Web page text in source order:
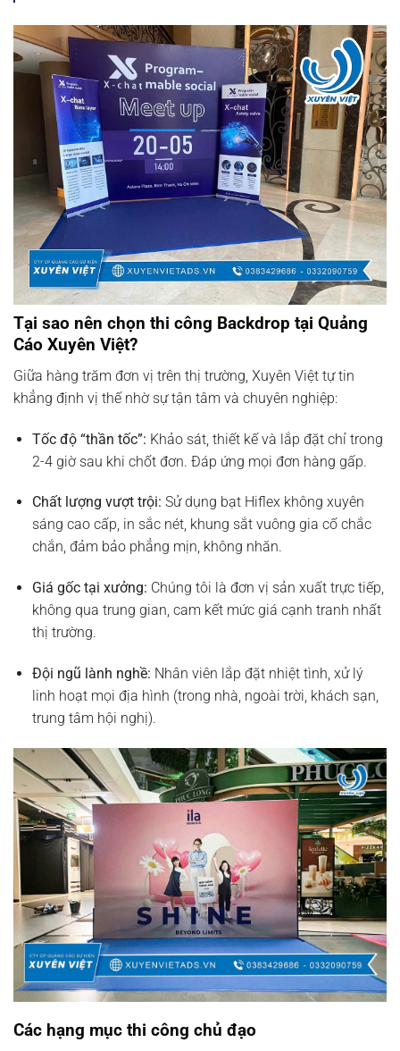
Tại sao nên chọn thi công Backdrop tại Quảng
Cáo Xuyên Việt?
Giữa hàng trăm đơn vị trên thị trường, Xuyên Việt tự tin
khẳng định vị thế nhờ sự tận tâm và chuyên nghiệp:
Tốc độ “thần tốc”: Khảo sát, thiết kế và lắp đặt chỉ trong
2-4 giờ sau khi chốt đơn. Đáp ứng mọi đơn hàng gấp.
Chất lượng vượt trội: Sử dụng bạt Hiflex không xuyên
sáng cao cấp, in sắc nét, khung sắt vuông gia cố chắc
chắn, đảm bảo phẳng mịn, không nhăn.
Giá gốc tại xưởng: Chúng tôi là đơn vị sản xuất trực tiếp,
không qua trung gian, cam kết mức giá cạnh tranh nhất
thị trường.
Đội ngũ lành nghề: Nhân viên lắp đặt nhiệt tình, xử lý
linh hoạt mọi địa hình (trong nhà, ngoài trời, khách sạn,
trung tâm hội nghị).
Các hạng mục thi công chủ đạo